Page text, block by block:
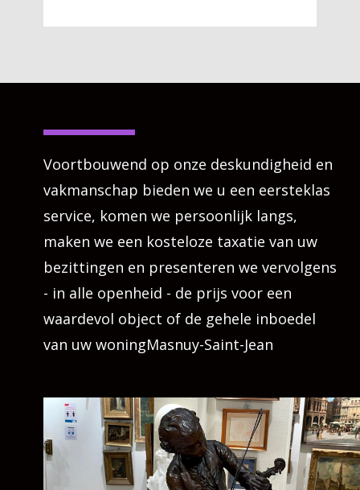
Voortbouwend op onze deskundigheid en
vakmanschap bieden we u een eersteklas
service, komen we persoonlijk langs,
maken we een kosteloze taxatie van uw
bezittingen en presenteren we vervolgens
- in alle openheid - de prijs voor een
waardevol object of de gehele inboedel
van uw woningMasnuy-Saint-Jean